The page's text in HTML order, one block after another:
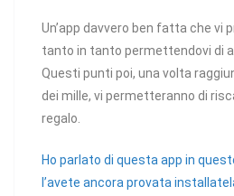
Un’app davvero ben fatta che vi
tanto in tanto permettendovi di
Questi punti poi, una volta
dei mille, vi permetteranno di
regalo.
Ho parlato di questa app in
l’avete ancora provata